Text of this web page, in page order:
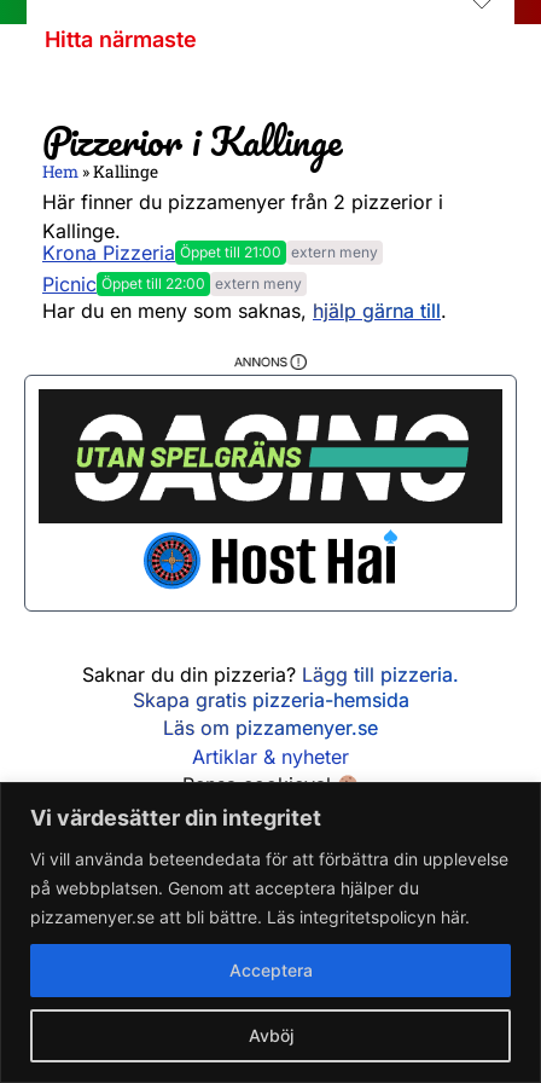
Vi värdesätter din integritet
Vi vill använda beteendedata för att förbättra din upplevelse
på webbplatsen. Genom att acceptera hjälper du
pizzamenyer.se att bli bättre. Läs integritetspolicyn här.
Avböj
Acceptera
Hitta närmaste
Pizzerior i Kallinge
Hem »Kallinge
Här finner du pizzamenyer från 2 pizzerior i
Kallinge.
Krona Pizzeria Öppet till 21:00
Måndag 11:00 - 21:00
Tisdag 11:00 - 21:00
Onsdag 11:00 - 21:00
Torsdag 11:00 - 21:00
Fredag 11:00 - 21:00
Lördag
12:00 - 21:00
Söndag
12:00 - 21:00
extern meny
Picnic Öppet till 22:00
Måndag
Torsdag 11:00 - 21:00
Fredag 11:00 - 22:00
Lördag
12:00 - 22:00
Söndag
12:00 - 21:00
extern meny
Har du en meny som saknas, hjälp gärna till.
Saknar du din pizzeria? Lägg till pizzeria.
Skapa gratis pizzeria-hemsida
Läs om pizzamenyer.se
Artiklar & nyheter
Rensa cookieval